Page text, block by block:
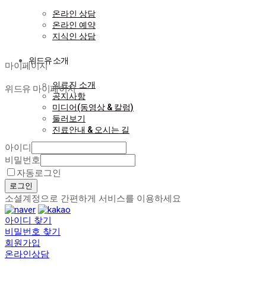
온라인 상담
온라인 예약
지식인 상담
위드유 소개
의료진 소개
공지사항
미디어(동영상 & 칼럼)
둘러보기
진료안내 & 오시는 길
마이페이지
마이페이지
위드유 마이페이지
아이디
비밀번호
자동로그인
로그인
소셜계정으로 간편하게 서비스를 이용하세요
아이디 찾기
비밀번호 찾기
회원가입
온라인상담